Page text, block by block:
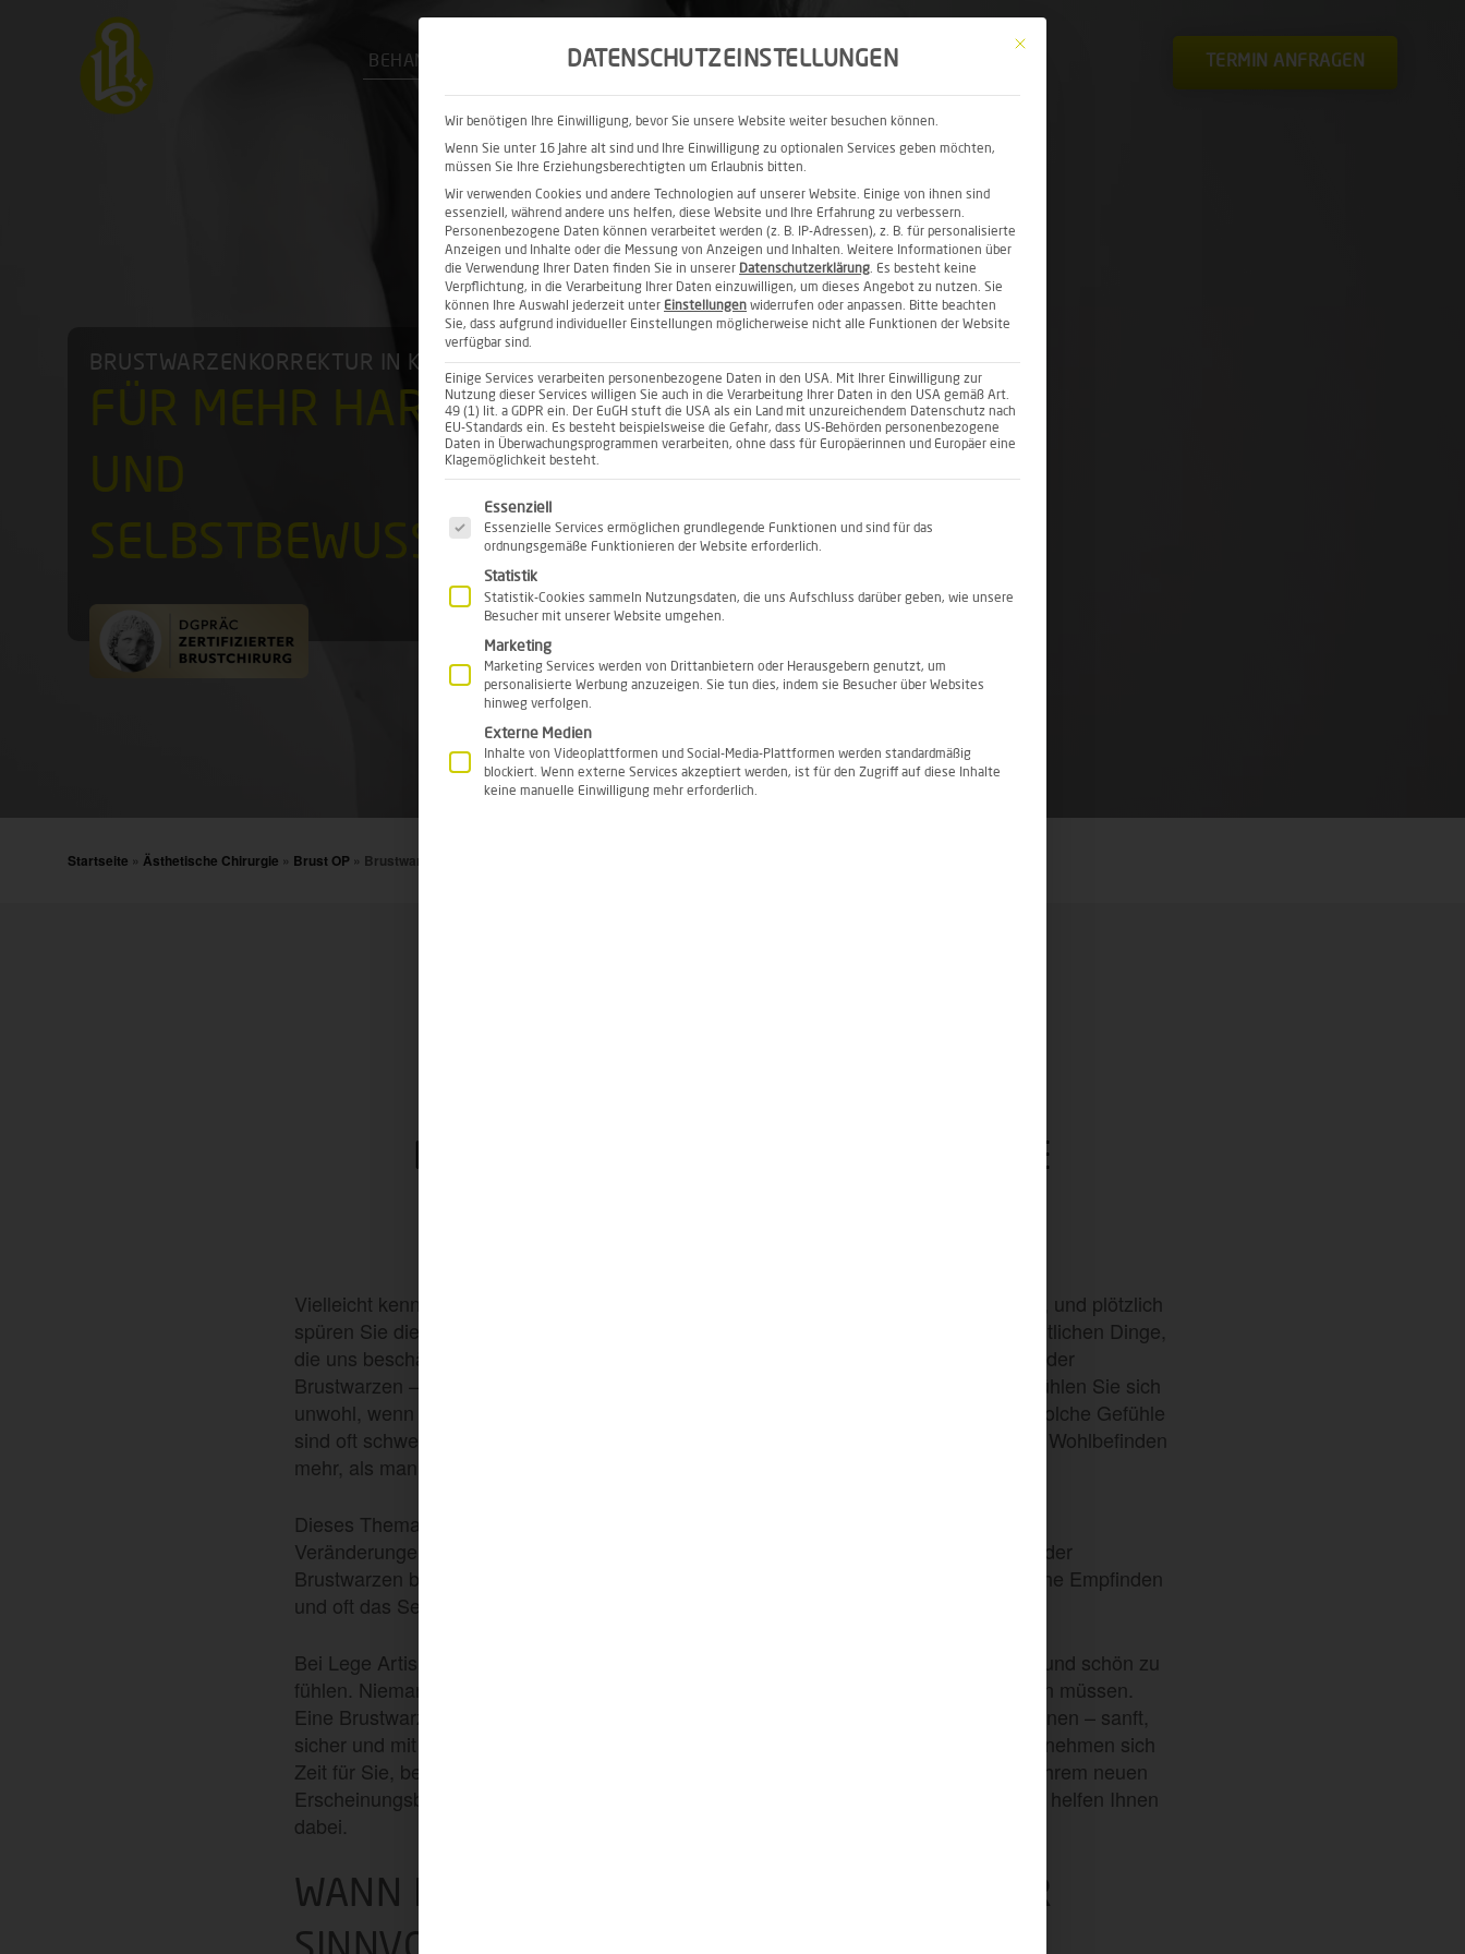
BEHANDLUNGEN PRAXIS EXPERTISE KONTAKT MAGAZINE TERMIN ANFRAGEN
BRUSTWARZENKORREKTUR IN KÖLN –
FÜR MEHR HARMONIE
SELBSTBEWUSSTSEIN
Startseite » Ästhetische Chirurgie » Brust OP » Brustwarzenkorrektur
BRUSTWARZENKORREKTUR – KLEINE
Vielleicht kennen Sie das Gefühl: Sie stehen vor dem Spiegel, betrachten Ihren Körper, und plötzlich
spüren Sie diesen kleinen Stich der Unsicherheit. Manchmal sind es nicht die offensichtlichen Dinge,
die uns beschäftigen, sondern die vermeintlichen „Details“, wie die Form oder Position der
Brustwarzen – etwa, weil sie zu groß, asymmetrisch oder eingezogen sind. Vielleicht fühlen Sie sich
unwohl, wenn Sie bestimmte Kleidung tragen, oder in ganz persönlichen Momenten. Solche Gefühle
sind oft schwer zu ignorieren – sie begleiten viele Frauen und beeinflussen das eigene Wohlbefinden
mehr, als man es vielleicht zugeben möchte.
Dieses Thema ist keineswegs selten – ob durch genetische Veranlagung, hormonelle
Veränderungen, die Zeit der Schwangerschaft oder das Stillen. Die Form und Position der
Brustwarzen beeinflussen nicht nur die Ästhetik der Brust, sondern auch das persönliche Empfinden
und oft das Selbstbewusstsein.
Bei Lege Artis in Köln verstehen wir, wie wichtig es ist, sich in seinem Körper zuhause und schön zu
fühlen. Niemand sollte sich von seinem äußeren Erscheinungsbild eingeschränkt fühlen müssen.
Eine Brustwarzenkorrektur kann Ihnen helfen, die Harmonie Ihrer Brust zurückzugewinnen – sanft,
sicher und mit natürlichem Ergebnis. Unsere erfahrenen Fachärztinnen und Fachärzte nehmen sich
Zeit für Sie, beraten Sie mit viel Einfühlungsvermögen und sorgen dafür, dass Sie mit Ihrem neuen
Erscheinungsbild rundum glücklich sind. Sie verdienen es, sich wohlzufühlen – und wir helfen Ihnen
dabei.
WANN IST EINE BRUSTWARZENKORREKTUR
Mit diesem Button wird der Dialog geschlossen. Seine Funktionalität ist
DATENSCHUTZEINSTELLUNGEN
Wir benötigen Ihre Einwilligung, bevor Sie unsere Website weiter besuchen können.
Wenn Sie unter 16 Jahre alt sind und Ihre Einwilligung zu optionalen Services geben möchten,
müssen Sie Ihre Erziehungsberechtigten um Erlaubnis bitten.
Wir verwenden Cookies und andere Technologien auf unserer Website. Einige von ihnen sind
essenziell, während andere uns helfen, diese Website und Ihre Erfahrung zu verbessern.
Personenbezogene Daten können verarbeitet werden (z. B. IP-Adressen), z. B. für personalisierte
Anzeigen und Inhalte oder die Messung von Anzeigen und Inhalten. Weitere Informationen über
die Verwendung Ihrer Daten finden Sie in unserer Datenschutzerklärung. Es besteht keine
Verpflichtung, in die Verarbeitung Ihrer Daten einzuwilligen, um dieses Angebot zu nutzen. Sie
können Ihre Auswahl jederzeit unter Einstellungen widerrufen oder anpassen. Bitte beachten
Sie, dass aufgrund individueller Einstellungen möglicherweise nicht alle Funktionen der Website
verfügbar sind.
Einige Services verarbeiten personenbezogene Daten in den USA. Mit Ihrer Einwilligung zur
Nutzung dieser Services willigen Sie auch in die Verarbeitung Ihrer Daten in den USA gemäß Art.
49 (1) lit. a GDPR ein. Der EuGH stuft die USA als ein Land mit unzureichendem Datenschutz nach
EU-Standards ein. Es besteht beispielsweise die Gefahr, dass US-Behörden personenbezogene
Daten in Überwachungsprogrammen verarbeiten, ohne dass für Europäerinnen und Europäer eine
Klagemöglichkeit besteht.
Es folgt eine Liste der Service-Gruppen, für die eine Einwilligung erteilt werden kann. Die erste Service-Gruppe ist essenziell und
Essenziell
Essenzielle Services ermöglichen grundlegende Funktionen und sind für das
ordnungsgemäße Funktionieren der Website erforderlich.
Statistik
Statistik-Cookies sammeln Nutzungsdaten, die uns Aufschluss darüber geben, wie unsere
Besucher mit unserer Website umgehen.
Marketing
Marketing Services werden von Drittanbietern oder Herausgebern genutzt, um
personalisierte Werbung anzuzeigen. Sie tun dies, indem sie Besucher über Websites
hinweg verfolgen.
Externe Medien
Inhalte von Videoplattformen und Social-Media-Plattformen werden standardmäßig
blockiert. Wenn externe Services akzeptiert werden, ist für den Zugriff auf diese Inhalte
keine manuelle Einwilligung mehr erforderlich.